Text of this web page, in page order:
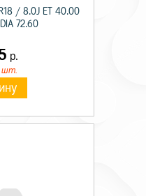
/ 8.0J ET 40.00
72.60
р.
шт.